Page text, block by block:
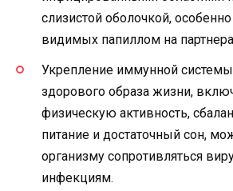
слизистой оболочкой,
видимых папиллом на
Укрепление иммунной
здорового образа жизни,
физическую активность,
питание и достаточный сон,
организму сопротивляться
инфекциям.